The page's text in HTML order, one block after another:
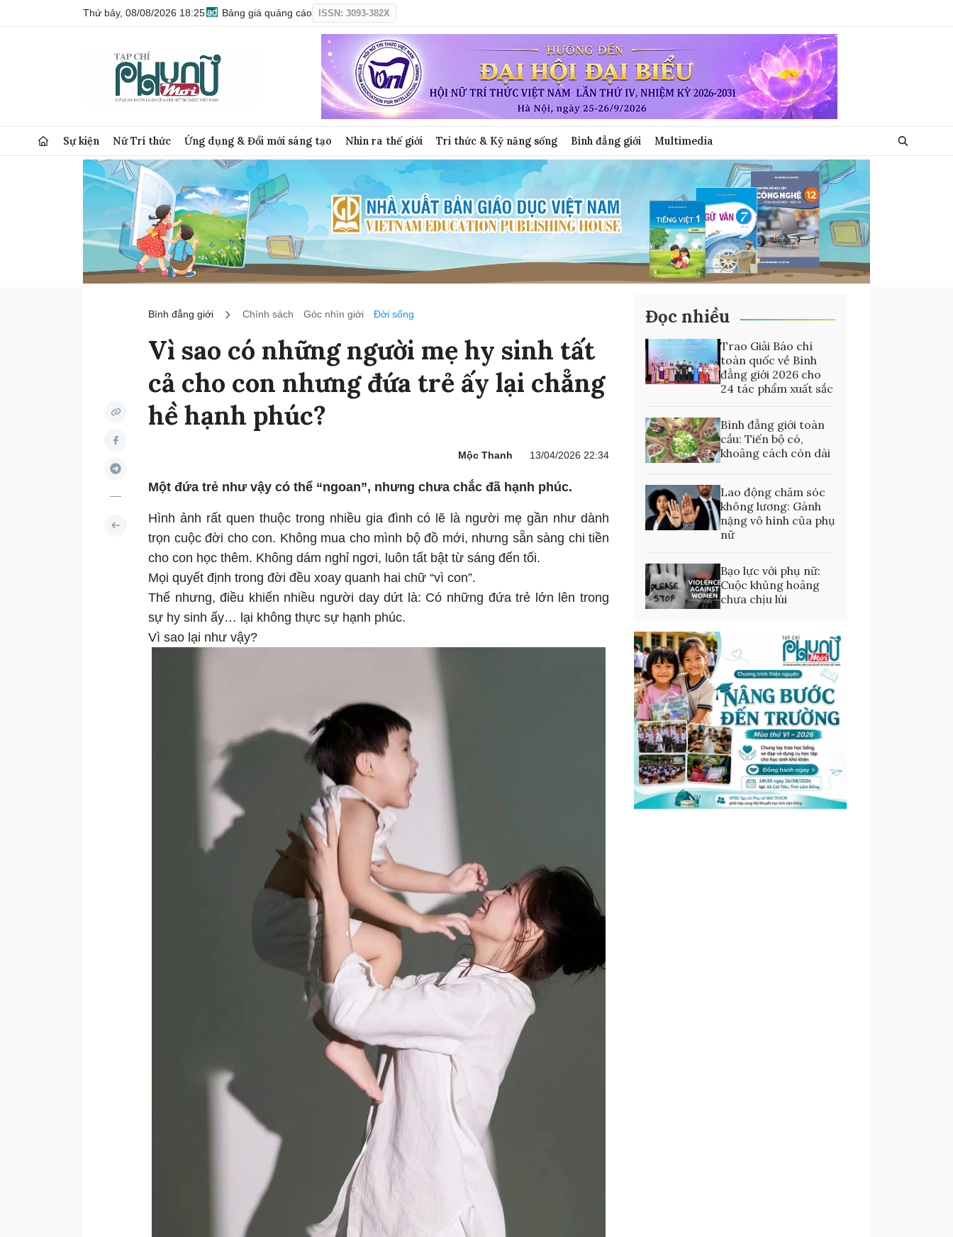
Thứ bảy, 08/08/2026 18:25 Bảng giá quảng cáo ISSN: 3093-382X
Sự kiện Nữ Trí thức Ứng dụng & Đổi mới sáng tạo Nhìn ra thế giới Tri thức & Kỹ năng sống Bình đẳng giới Multimedia
Bình đẳng giới Chính sách Góc nhìn giới Đời sống
Vì sao có những người mẹ hy sinh tất
cả cho con nhưng đứa trẻ ấy lại chẳng
hề hạnh phúc?
Mộc Thanh 13/04/2026 22:34
Một đứa trẻ như vậy có thể “ngoan”, nhưng chưa chắc đã hạnh phúc.
Hình ảnh rất quen thuộc trong nhiều gia đình có lẽ là người mẹ gần như dành
trọn cuộc đời cho con. Không mua cho mình bộ đồ mới, nhưng sẵn sàng chi tiền
cho con học thêm. Không dám nghỉ ngơi, luôn tất bật từ sáng đến tối.
Mọi quyết định trong đời đều xoay quanh hai chữ “vì con”.
Thế nhưng, điều khiến nhiều người day dứt là: Có những đứa trẻ lớn lên trong
sự hy sinh ấy… lại không thực sự hạnh phúc.
Vì sao lại như vậy?
Đọc nhiều
Trao Giải Báo chí
toàn quốc về Bình
đẳng giới 2026 cho
24 tác phẩm xuất sắc
Bình đẳng giới toàn
cầu: Tiến bộ có,
khoảng cách còn dài
Lao động chăm sóc
không lương: Gánh
nặng vô hình của phụ
nữ
Bạo lực với phụ nữ:
Cuộc khủng hoảng
chưa chịu lùi